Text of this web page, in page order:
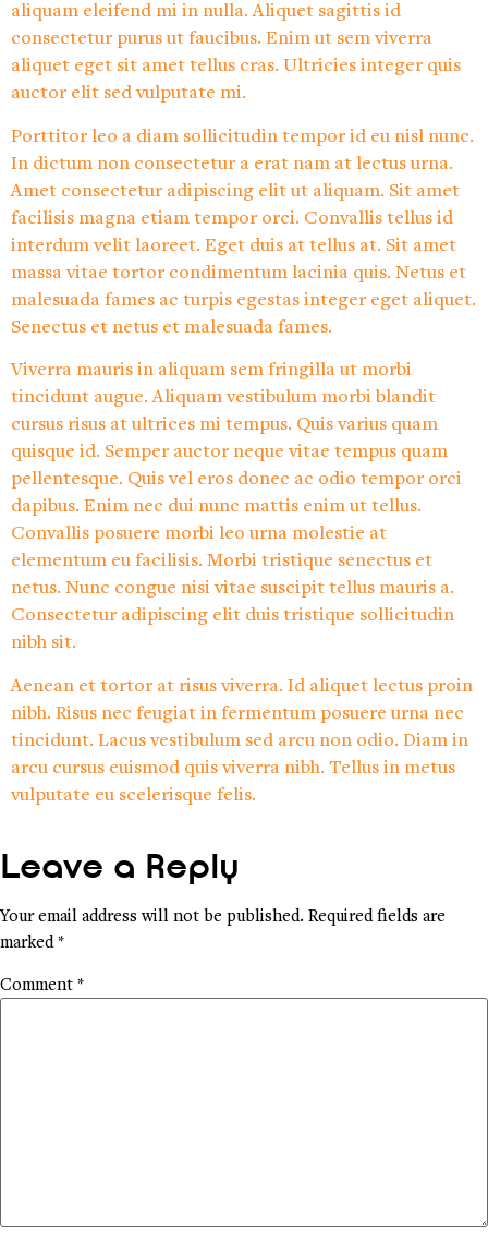
aliquam eleifend mi in nulla. Aliquet sagittis id
consectetur purus ut faucibus. Enim ut sem viverra
aliquet eget sit amet tellus cras. Ultricies integer quis
auctor elit sed vulputate mi.
Porttitor leo a diam sollicitudin tempor id eu nisl nunc.
In dictum non consectetur a erat nam at lectus urna.
Amet consectetur adipiscing elit ut aliquam. Sit amet
facilisis magna etiam tempor orci. Convallis tellus id
interdum velit laoreet. Eget duis at tellus at. Sit amet
massa vitae tortor condimentum lacinia quis. Netus et
malesuada fames ac turpis egestas integer eget aliquet.
Senectus et netus et malesuada fames.
Viverra mauris in aliquam sem fringilla ut morbi
tincidunt augue. Aliquam vestibulum morbi blandit
cursus risus at ultrices mi tempus. Quis varius quam
quisque id. Semper auctor neque vitae tempus quam
pellentesque. Quis vel eros donec ac odio tempor orci
dapibus. Enim nec dui nunc mattis enim ut tellus.
Convallis posuere morbi leo urna molestie at
elementum eu facilisis. Morbi tristique senectus et
netus. Nunc congue nisi vitae suscipit tellus mauris a.
Consectetur adipiscing elit duis tristique sollicitudin
nibh sit.
Aenean et tortor at risus viverra. Id aliquet lectus proin
nibh. Risus nec feugiat in fermentum posuere urna nec
tincidunt. Lacus vestibulum sed arcu non odio. Diam in
arcu cursus euismod quis viverra nibh. Tellus in metus
vulputate eu scelerisque felis.
Leave a Reply
Your email address will not be published. Required fields are
marked*
Comment *